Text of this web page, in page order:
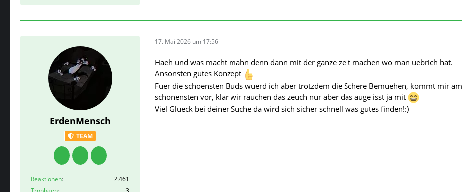
ErdenMensch
TEAM
Reaktionen
2.461
Trophäen
3
17. Mai 2026 um 17:56
Haeh und was macht mahn denn dann mit der ganze zeit machen wo man uebrich hat.
Ansonsten gutes Konzept
Fuer die schoensten Buds wuerd ich aber trotzdem die Schere Bemuehen, kommt mir am
schonensten vor, klar wir rauchen das zeuch nur aber das auge isst ja mit
Viel Glueck bei deiner Suche da wird sich sicher schnell was gutes finden!:)